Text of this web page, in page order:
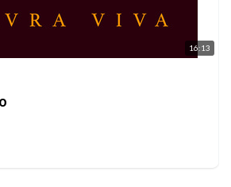
16:13